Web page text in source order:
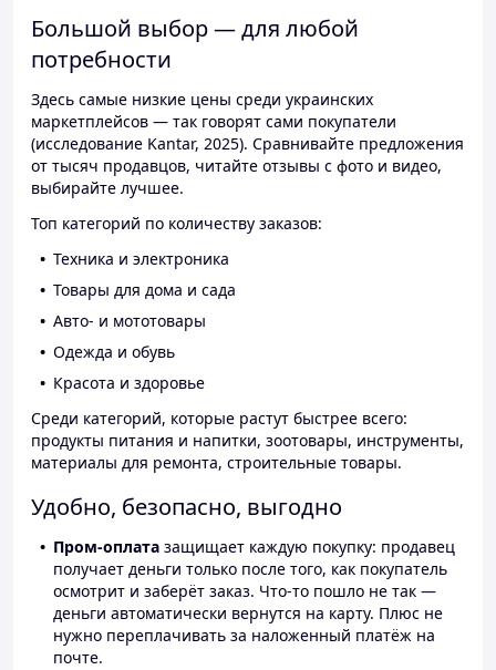
Большой выбор — для любой
потребности
Здесь самые низкие цены среди украинских
маркетплейсов — так говорят сами покупатели
(исследование Kantar, 2025). Сравнивайте предложения
от тысяч продавцов, читайте отзывы с фото и видео,
выбирайте лучшее.
Топ категорий по количеству заказов:
Техника и электроника
Товары для дома и сада
Авто- и мототовары
Одежда и обувь
Красота и здоровье
Среди категорий, которые растут быстрее всего:
продукты питания и напитки, зоотовары, инструменты,
материалы для ремонта, строительные товары.
Удобно, безопасно, выгодно
Пром-оплата защищает каждую покупку: продавец
получает деньги только после того, как покупатель
осмотрит и заберёт заказ. Что-то пошло не так —
деньги автоматически вернутся на карту. Плюс не
нужно переплачивать за наложенный платёж на
почте.